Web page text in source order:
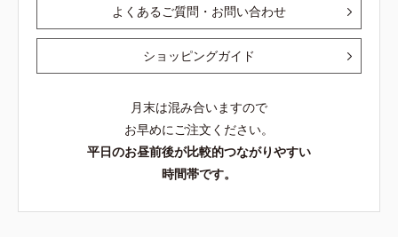
よくあるご質問・お問い合わせ
ショッピングガイド
月末は混み合いますので
お早めにご注文ください。
平日のお昼前後が比較的つながりやすい
時間帯です。